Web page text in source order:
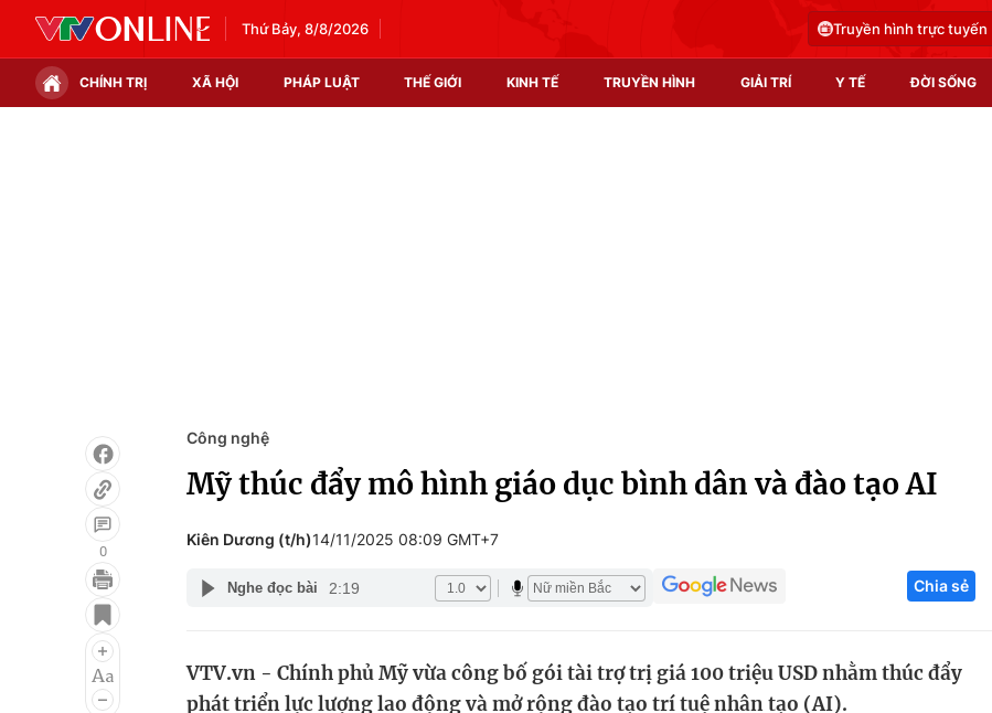
Thứ Bảy, 8/8/2026 Truyền hình trực tuyến
CHÍNH TRỊ XÃ HỘI PHÁP LUẬT THẾ GIỚI KINH TẾ TRUYỀN HÌNH GIẢI TRÍ Y TẾ ĐỜI SỐNG
Infographic
Điện ảnh
Âm nhạc
Làm đẹp
Giáo dục
Học trực tuyến
Công nghệ
Sản phẩm
0
Công nghệ
Mỹ thúc đẩy mô hình giáo dục bình dân và đào tạo AI
Kiên Dương (t/h)14/11/2025 08:09 GMT+7
Nghe đọc bài 2:19 Chia sẻ
VTV.vn - Chính phủ Mỹ vừa công bố gói tài trợ trị giá 100 triệu USD nhằm thúc đẩy
phát triển lực lượng lao động và mở rộng đào tạo trí tuệ nhân tạo (AI).